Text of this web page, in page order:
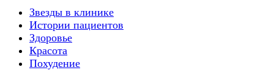
Звезды в клинике
Истории пациентов
Здоровье
Красота
Похудение